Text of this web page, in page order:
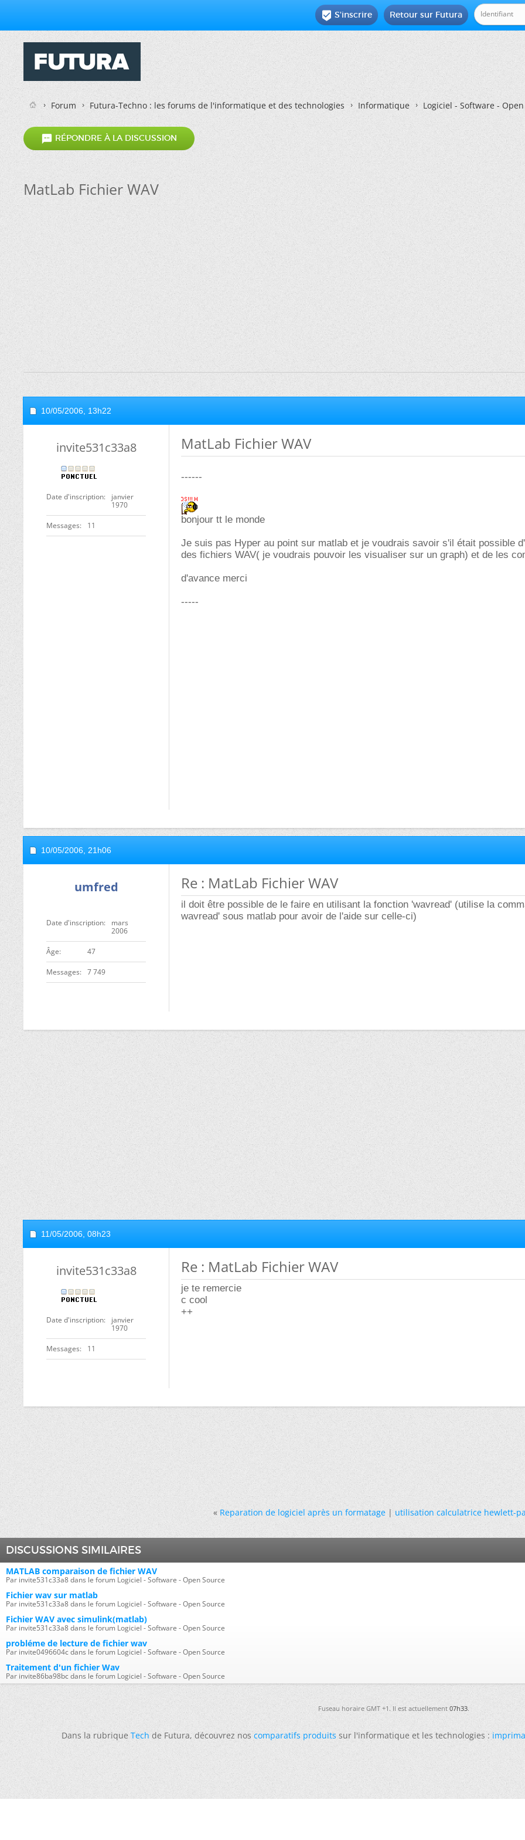
Retour sur Futura
 S'inscrire
Forum Futura-Techno : les forums de l'informatique et des technologies Informatique Logiciel - Software -
 RÉPONDRE À LA DISCUSSION
MatLab Fichier WAV
10/05/2006, 13h22
invite531c33a8
Date d'inscription
janvier
1970
Messages 11
MatLab Fichier WAV
------
bonjour tt le monde
Je suis pas Hyper au point sur matlab et je voudrais savoir s'il était possible
des fichiers WAV( je voudrais pouvoir les visualiser sur un graph) et de les
d'avance merci
-----
10/05/2006, 21h06
umfred
Date d'inscription
mars
2006
ge 47
Messages 7 749
Re : MatLab Fichier WAV
il doit être possible de le faire en utilisant la fonction 'wavread' (utilise la
wavread' sous matlab pour avoir de l'aide sur celle-ci)
11/05/2006, 08h23
invite531c33a8
Date d'inscription
janvier
1970
Messages 11
Re : MatLab Fichier WAV
je te remercie
c cool
++
« Reparation de logiciel après un formatage|utilisation calculatrice hewlett-
DISCUSSIONS SIMILAIRES
MATLAB comparaison de fichier WAV
Par invite531c33a8 dans le forum Logiciel - Software - Open Source
Fichier wav sur matlab
Par invite531c33a8 dans le forum Logiciel - Software - Open Source
Fichier WAV avec simulink(matlab)
Par invite531c33a8 dans le forum Logiciel - Software - Open Source
probléme de lecture de fichier wav
Par invite0496604c dans le forum Logiciel - Software - Open Source
Traitement d'un fichier Wav
Par invite86ba98bc dans le forum Logiciel - Software - Open Source
Fuseau horaire GMT +1. Il est actuellement07h33.
Dans la rubriqueTechde Futura, découvrez noscomparatifs produitssur l'informatique et les technologies :